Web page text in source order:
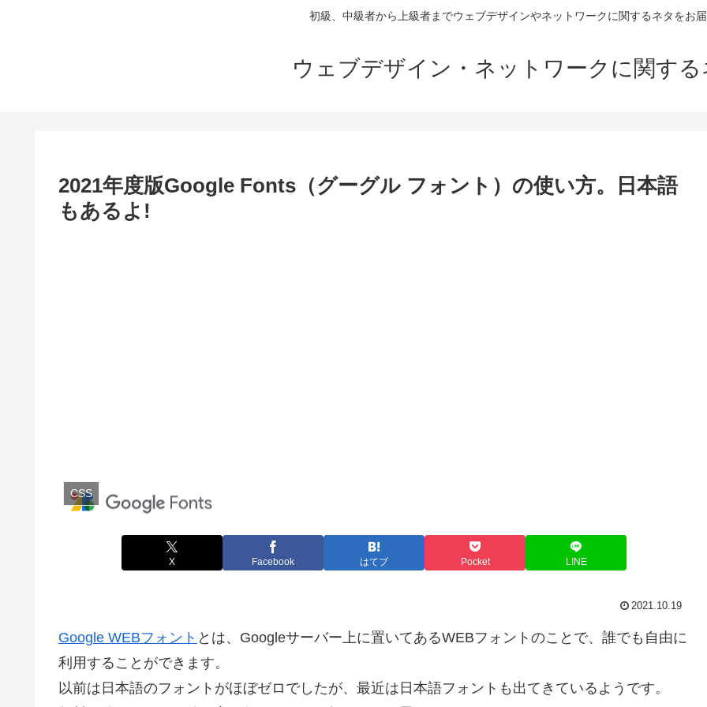
初級、中級者から上級者までウェブデザインやネットワークに関するネタをお
ウェブデザイン・ネットワークに関する
2021年度版Google Fonts（グーグル フォント）の使い方。日本語
もあるよ!
CSS
X Facebook はてブ Pocket LINE
2021.10.19
Google WEBフォント とは、Googleサーバー上に置いてあるWEBフォントのことで、誰でも自由に
利用することができます。
以前は日本語のフォントがほぼゼロでしたが、最近は日本語フォントも出てきているようです。